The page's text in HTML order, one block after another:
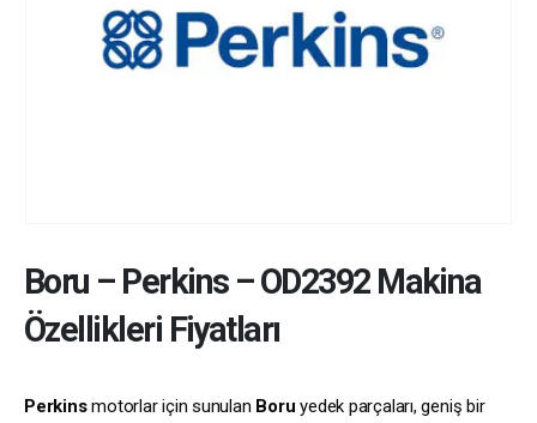
Boru – Perkins–OD2392Makina
Özellikleri Fiyatları
Perkinsmotorlar için sunulan Boru yedek parçaları, geniş bir